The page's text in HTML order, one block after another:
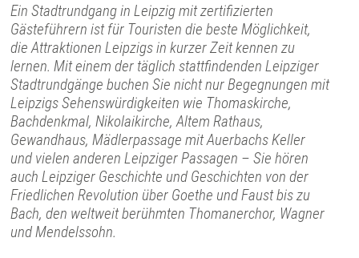
Ein Stadtrundgang in Leipzig mit zertifizierten
Gästeführern ist für Touristen die beste Möglichkeit,
die Attraktionen Leipzigs in kurzer Zeit kennen zu
lernen. Mit einem der täglich stattfindenden Leipziger
Stadtrundgänge buchen Sie nicht nur Begegnungen mit
Leipzigs Sehenswürdigkeiten wie Thomaskirche,
Bachdenkmal, Nikolaikirche, Altem Rathaus,
Gewandhaus, Mädlerpassage mit Auerbachs Keller
und vielen anderen Leipziger Passagen – Sie hören
auch Leipziger Geschichte und Geschichten von der
Friedlichen Revolution über Goethe und Faust bis zu
Bach, den weltweit berühmten Thomanerchor, Wagner
und Mendelssohn.